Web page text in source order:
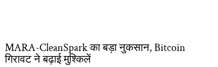
MARA-CleanSpark का बड़ा नुकसान, Bitcoin
गिरावट ने बढ़ाई मुश्किलें